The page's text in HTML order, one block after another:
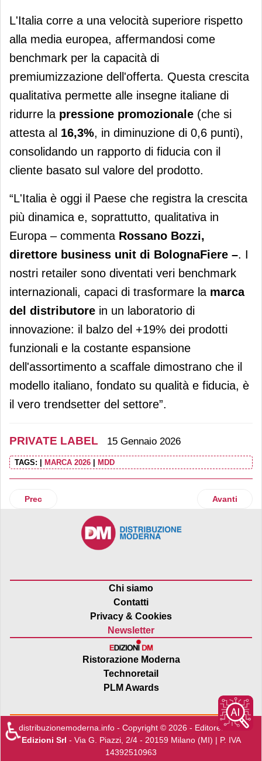
L'Italia corre a una velocità superiore rispetto
alla media europea, affermandosi come
benchmark per la capacità di
premiumizzazione dell'offerta. Questa crescita
qualitativa permette alle insegne italiane di
ridurre la pressione promozionale (che si
attesta al 16,3%, in diminuzione di 0,6 punti),
consolidando un rapporto di fiducia con il
cliente basato sul valore del prodotto.
“L'Italia è oggi il Paese che registra la crescita
più dinamica e, soprattutto, qualitativa in
Europa – commenta Rossano Bozzi,
direttore business unit di BolognaFiere –. I
nostri retailer sono diventati veri benchmark
internazionali, capaci di trasformare la marca
del distributore in un laboratorio di
innovazione: il balzo del +19% dei prodotti
funzionali e la costante espansione
dell'assortimento a scaffale dimostrano che il
modello italiano, fondato su qualità e fiducia, è
il vero trendsetter del settore”.
PRIVATE LABEL 15 Gennaio 2026
TAGS: MARCA 2026 MDD
Articolo precedente: Despar Italia: la Mdd cresce e si
Prec Articolo
Avanti
Chi siamo
Contatti
Privacy & Cookies
Newsletter
Ristorazione Moderna
Technoretail
PLM Awards
distribuzionemoderna.info - Copyright © 2026 - Editore:Edra
Edizioni Srl - Via G. Piazzi, 2/4 - 20159 Milano (MI) | P. IVA
14392510963